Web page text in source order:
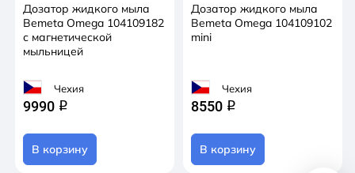
Дозатор жидкого мыла
Bemeta Omega 104109182
с магнетической
мыльницей
Чехия
9990 q
В корзину
Дозатор жидкого мыла
Bemeta Omega 104109102
mini
Чехия
8550 q
В корзину